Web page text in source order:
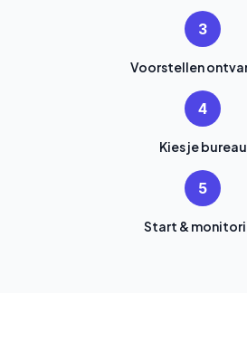
3
Voorstellen
4
Kies je bureau
5
Start &